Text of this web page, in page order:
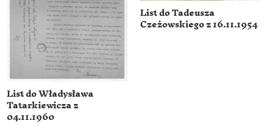
List do Władysława
Tatarkiewicza z
04.11.1960
List do Tadeusza
Czeżowskiego z 16.11.1954